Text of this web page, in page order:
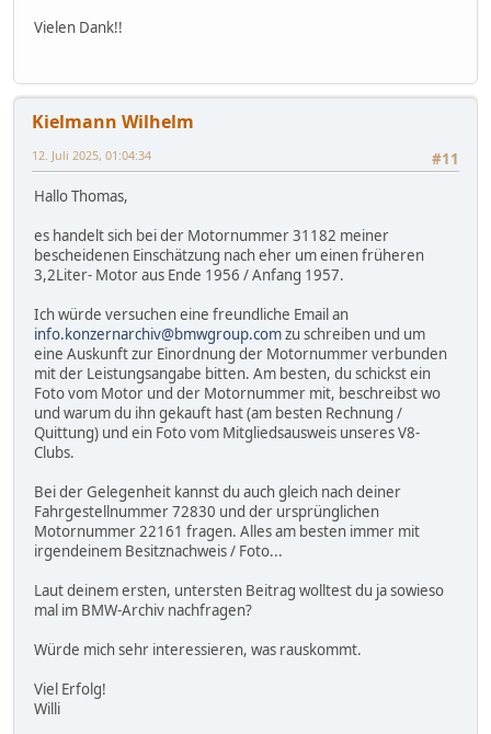
Vielen Dank!!
Kielmann Wilhelm
#11
12. Juli 2025, 01:04:34
Hallo Thomas,
es handelt sich bei der Motornummer 31182 meiner
bescheidenen Einschätzung nach eher um einen früheren
3,2Liter- Motor aus Ende 1956 / Anfang 1957.
Ich würde versuchen eine freundliche Email an
info.konzernarchiv@bmwgroup.comzu schreiben und um
eine Auskunft zur Einordnung der Motornummer verbunden
mit der Leistungsangabe bitten. Am besten, du schickst ein
Foto vom Motor und der Motornummer mit, beschreibst wo
und warum du ihn gekauft hast (am besten Rechnung /
Quittung) und ein Foto vom Mitgliedsausweis unseres V8-
Clubs.
Bei der Gelegenheit kannst du auch gleich nach deiner
Fahrgestellnummer 72830 und der ursprünglichen
Motornummer 22161 fragen. Alles am besten immer mit
irgendeinem Besitznachweis / Foto...
Laut deinem ersten, untersten Beitrag wolltest du ja sowieso
mal im BMW-Archiv nachfragen?
Würde mich sehr interessieren, was rauskommt.
Viel Erfolg!
Willi